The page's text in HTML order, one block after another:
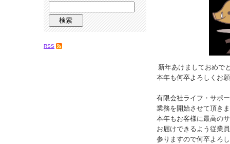
新年あけましておめで
本年も何卒よろしくお
有限会社ライフ・サポ
業務を開始させて頂き
本年もお客様に最高の
お届けできるよう従業
参りますので何卒よろ
RSS